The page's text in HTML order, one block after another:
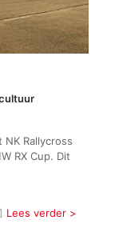
Rallycross
RX Cup. Dit
Lees verder >